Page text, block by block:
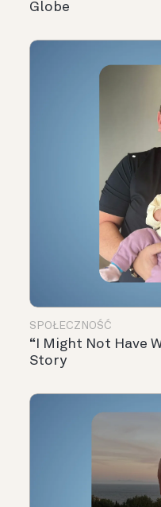
Globe
SPOŁECZNOŚĆ
“I Might Not Have
Story